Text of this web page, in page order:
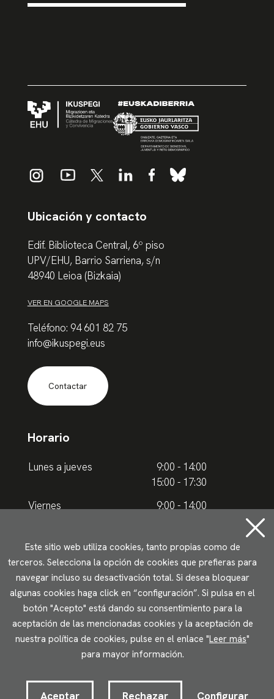
Ubicación y contacto
Edif. Biblioteca Central, 6º piso
UPV/EHU, Barrio Sarriena, s/n
48940 Leioa (Bizkaia)
VER EN GOOGLE MAPS
Teléfono: 94 601 82 75
info@ikuspegi.eus
Contactar
Horario
Lunes a jueves
9:00 - 14:00
15:00 - 17:30
Viernes
9:00 - 14:00
Horario de verano
Lunes a jueves
9.00 - 15.00
Viernes
9:00 - 14:00
Aviso legal Política de privacidad
Uso de cookies
Accesibilidad
Este sitio web utiliza cookies, tanto propias como de
terceros. Selecciona la opción de cookies que prefieras para
navegar incluso su desactivación total. Si desea bloquear
algunas cookies haga click en “configuración”. Si pulsa en el
botón "Acepto" está dando su consentimiento para la
aceptación de las mencionadas cookies y la aceptación de
nuestra política de cookies, pulse en el enlace "Leer más"
para mayor información.
Aceptar Rechazar Configurar